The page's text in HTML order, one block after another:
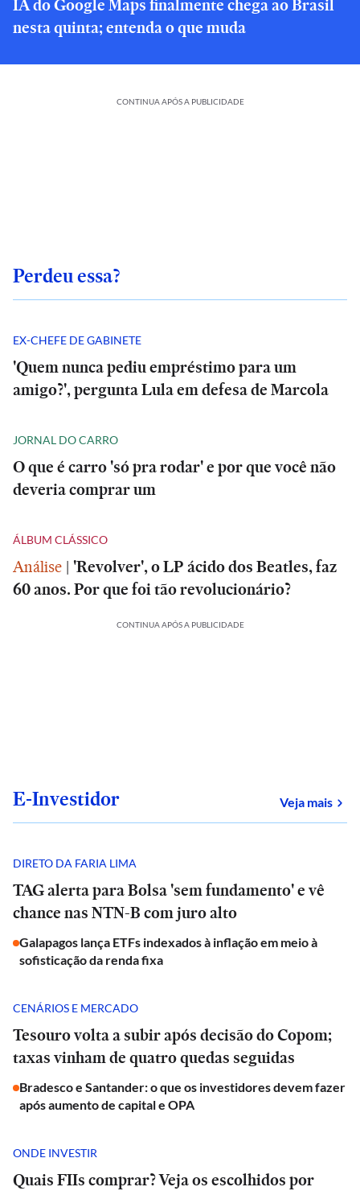
IA do Google Maps finalmente chega ao Brasil
nesta quinta; entenda o que muda
CONTINUA APÓS A PUBLICIDADE
Perdeu essa?
EX-CHEFE DE GABINETE
'Quem nunca pediu empréstimo para um
amigo?', pergunta Lula em defesa de Marcola
JORNAL DO CARRO
O que é carro 'só pra rodar' e por que você não
deveria comprar um
ÁLBUM CLÁSSICO
Análise | 'Revolver', o LP ácido dos Beatles, faz
60 anos. Por que foi tão revolucionário?
CONTINUA APÓS A PUBLICIDADE
E-Investidor Veja mais
DIRETO DA FARIA LIMA
TAG alerta para Bolsa 'sem fundamento' e vê
chance nas NTN-B com juro alto
Galapagos lança ETFs indexados à inflação em meio à
sofisticação da renda fixa
CENÁRIOS E MERCADO
Tesouro volta a subir após decisão do Copom;
taxas vinham de quatro quedas seguidas
Bradesco e Santander: o que os investidores devem fazer
após aumento de capital e OPA
ONDE INVESTIR
Quais FIIs comprar? Veja os escolhidos por